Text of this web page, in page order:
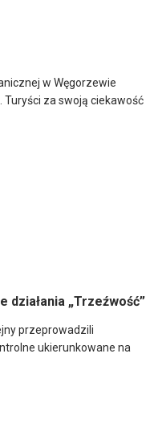
w Węgorzewie
za swoją ciekawość
działania „Trzeźwość”
przeprowadzili
ukierunkowane na